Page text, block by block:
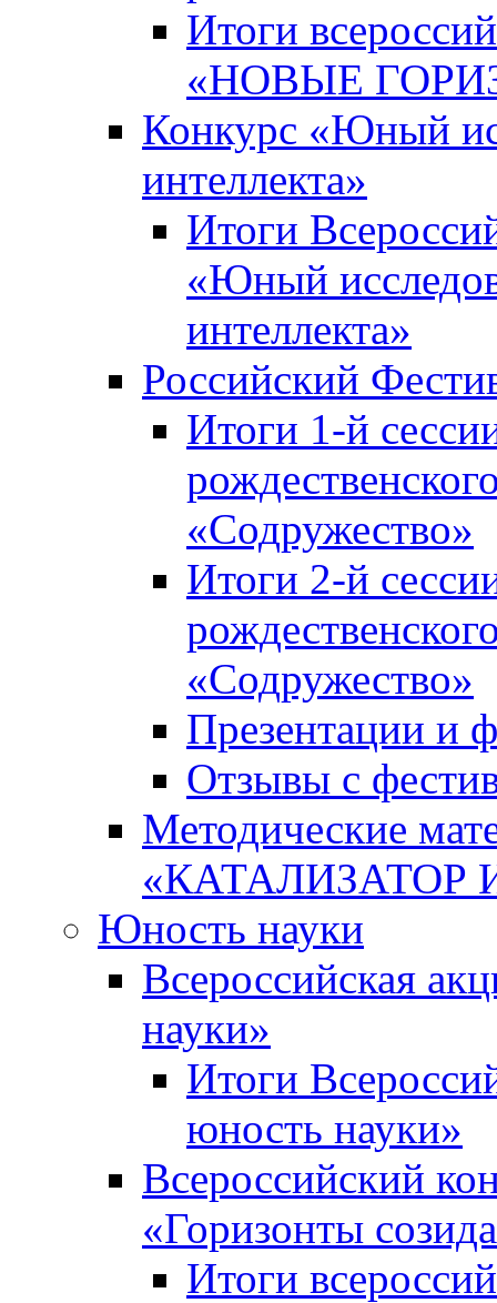
Итоги
«НОВЫЕ
Конкурс «Юный
интеллекта»
Итоги
«Юный
интеллекта»
Российский
Итоги 1-й
«Содружество»
Итоги 2-й
«Содружество»
Презентации и
Отзывы с
Методические
«КАТАЛИЗАТОР
Юность науки
Всероссийская
науки»
Итоги
юность науки»
Всероссийский
«Горизонты
Итоги